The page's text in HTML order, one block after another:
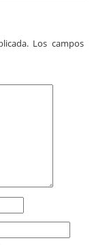
Los campos